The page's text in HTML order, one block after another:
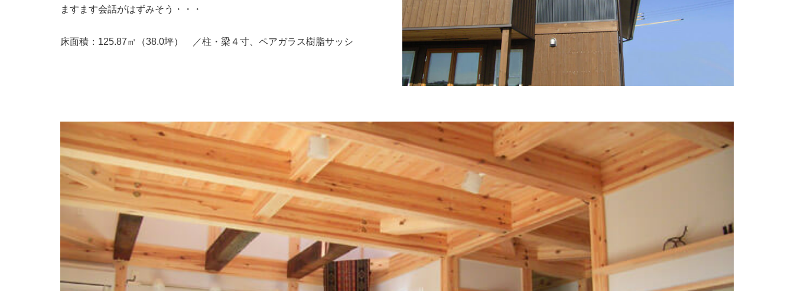
ますます会話がはずみそう・・・
床面積：125.87㎡（38.0坪） ／柱・梁４寸、ペアガラス樹脂サッシ